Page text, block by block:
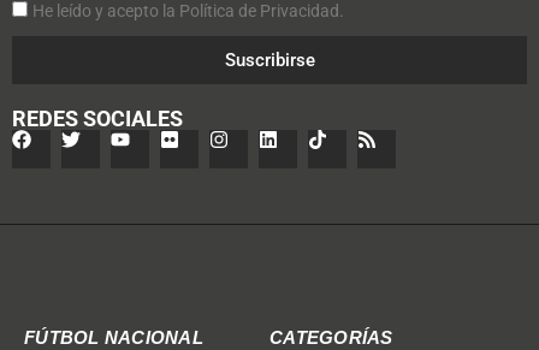
He leído y acepto la Política de Privacidad.
Suscribirse
REDES SOCIALES
FÚTBOL NACIONAL CATEGORÍAS